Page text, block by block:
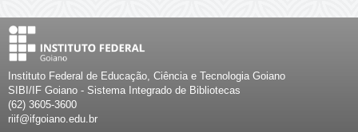
Instituto Federal de Educação, Ciência e Tecnologia Goiano
SIBI/IF Goiano - Sistema Integrado de Bibliotecas
(62) 3605-3600
riif@ifgoiano.edu.br